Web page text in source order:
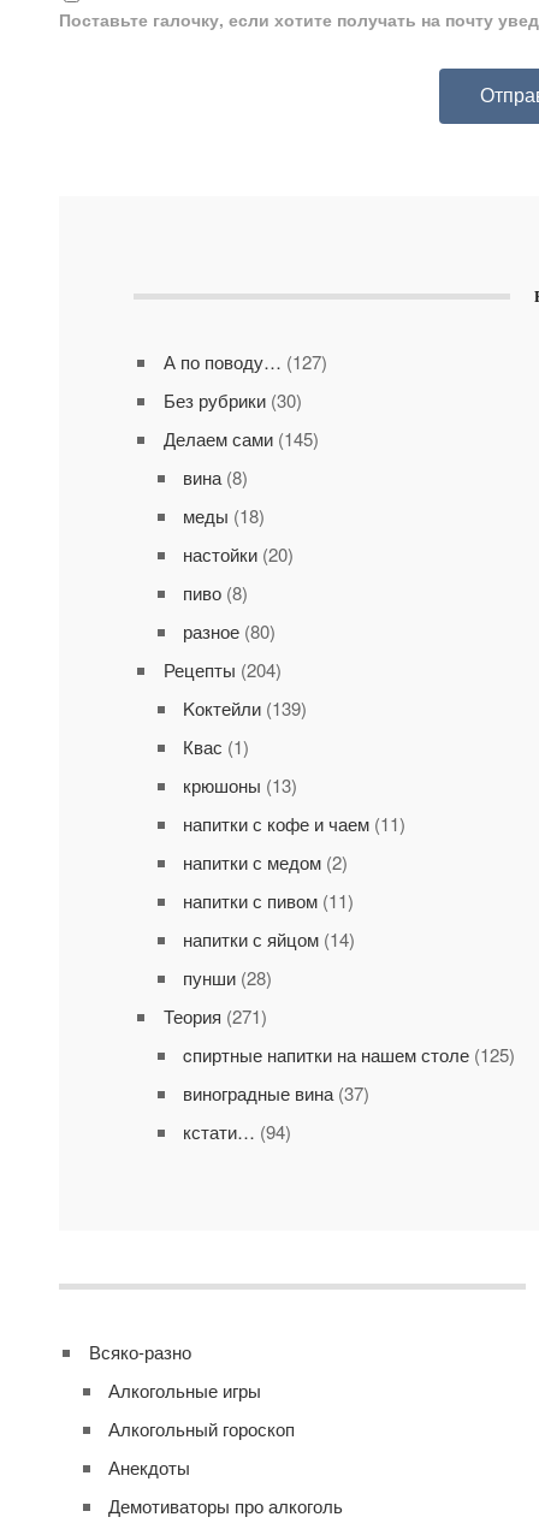
Поставьте галочку, если хотите получать на почту
А по поводу… (127)
Без рубрики(30)
Делаем сами(145)
вина(8)
меды (18)
настойки(20)
пиво(8)
разное(80)
Рецепты (204)
Kоктейли(139)
Квас (1)
крюшоны (13)
напитки с кофе и чаем(11)
напитки с медом(2)
напитки с пивом(11)
напитки с яйцом(14)
пунши(28)
Теория (271)
cпиртные напитки на нашем столе(125)
виноградные вина(37)
кстати… (94)
Всяко-разно
Алкогольные игры
Алкогольный гороскоп
Анекдоты
Демотиваторы про алкоголь